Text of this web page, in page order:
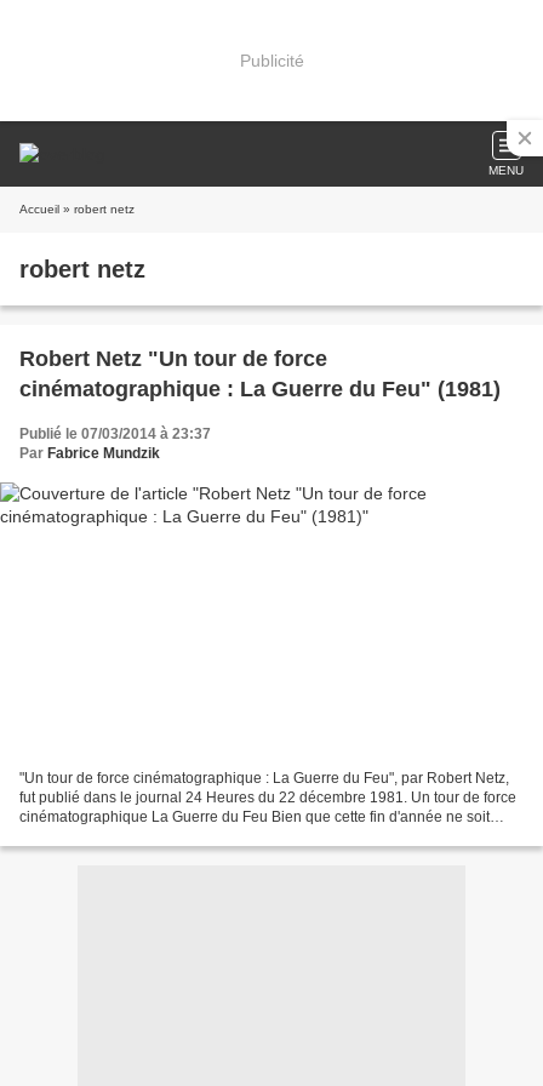
Publicité
MENU
Accueil » robert netz
robert netz
Robert Netz "Un tour de force
cinématographique : La Guerre du Feu" (1981)
Publié le 07/03/2014 à 23:37
Par Fabrice Mundzik
"Un tour de force cinématographique : La Guerre du Feu", par Robert Netz,
fut publié dans le journal 24 Heures du 22 décembre 1981. Un tour de force
cinématographique La Guerre du Feu Bien que cette fin d'année ne soit